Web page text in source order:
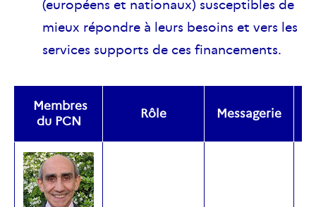
(européens et nationaux) susceptibles de
mieux répondre à leurs besoins et vers les
services supports de ces financements.
Membres
du PCN
Rôle Messagerie